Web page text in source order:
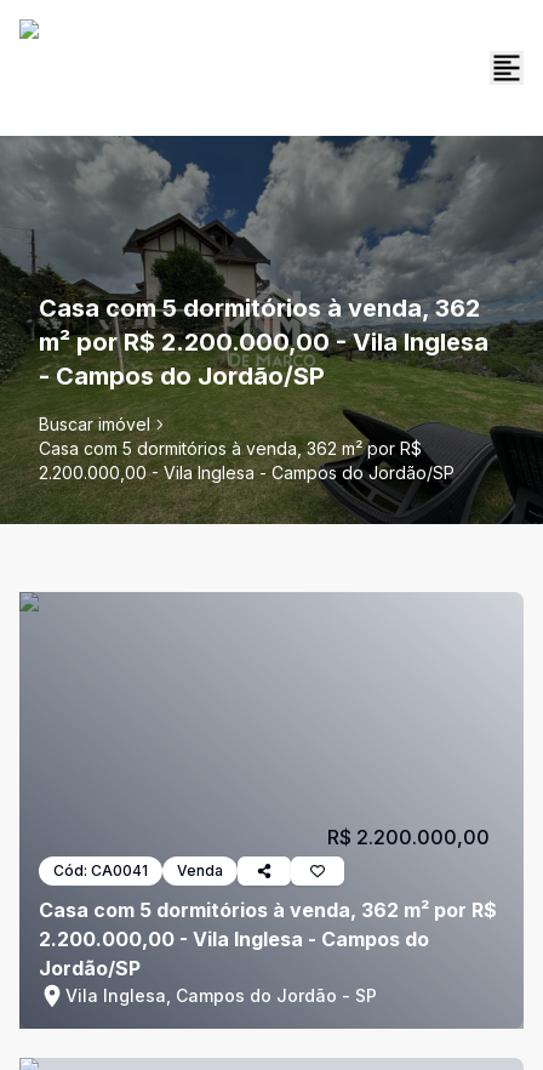
Casa com 5 dormitórios à venda, 362
m² por R$ 2.200.000,00 - Vila Inglesa
- Campos do Jordão/SP
Buscar imóvel
Casa com 5 dormitórios à venda, 362 m² por R$
2.200.000,00 - Vila Inglesa - Campos do Jordão/SP
Cód: CA0041 Venda
Casa com 5 dormitórios à venda, 362 m² por R$
2.200.000,00 - Vila Inglesa - Campos do
Jordão/SP
Vila Inglesa, Campos do Jordão - SP
R$ 2.200.000,00